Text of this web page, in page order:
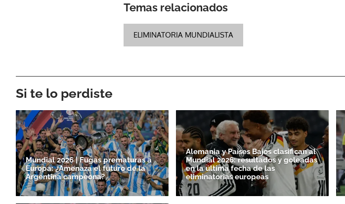
Temas relacionados
ELIMINATORIA MUNDIALISTA
Si te lo perdiste
Mundial 2026 | Fugas prematuras a
Europa: ¿Amenaza el futuro de la
Argentina campeona?
Alemania y Países Bajos clasifican al
Mundial 2026: resultados y goleadas
en la última fecha de las
eliminatorias europeas